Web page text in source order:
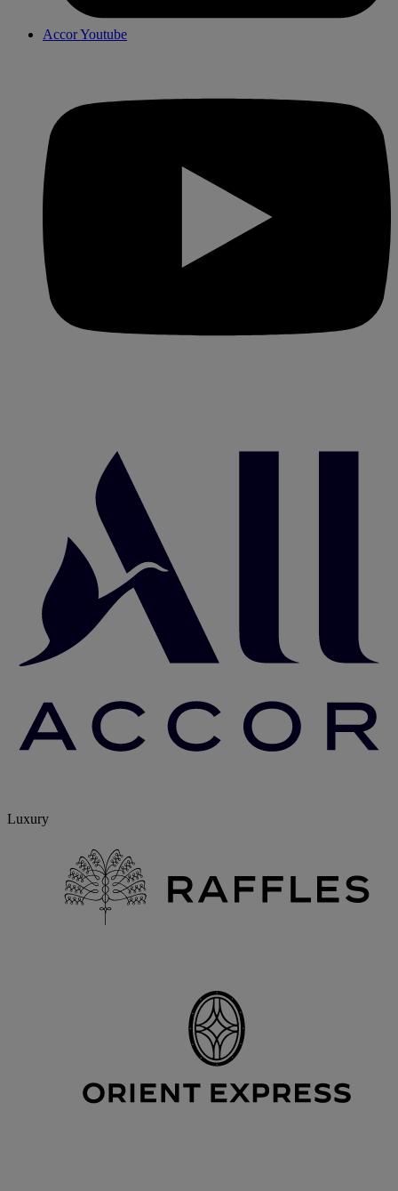
Accor Youtube
Luxury